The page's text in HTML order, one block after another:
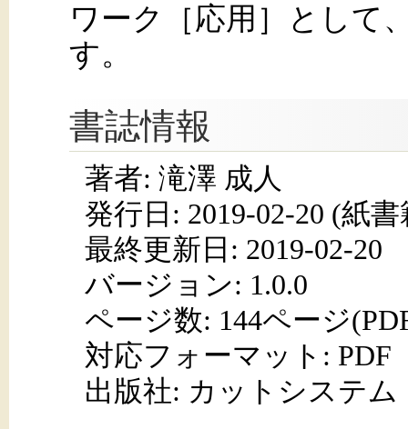
ワーク［応用］として
す。
書誌情報
著者: 滝澤 成人
発行日: 2019-02-20 (紙書
最終更新日: 2019-02-20
バージョン: 1.0.0
ページ数: 144ページ
対応フォーマット: PDF
出版社: カットシステム